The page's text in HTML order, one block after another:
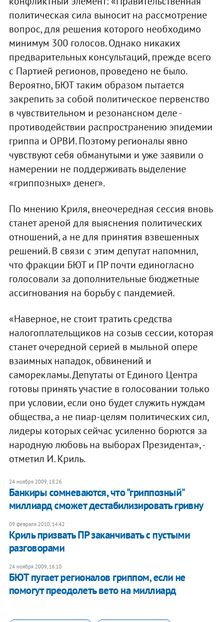
политическая сила выносит на рассмотрение
вопрос, для решения которого необходимо
минимум 300 голосов. Однако никаких
предварительных консультаций, прежде всего
с Партией регионов, проведено не было.
Вероятно, БЮТ таким образом пытается
закрепить за собой политическое первенство
в чувствительном и резонансном деле -
противодействии распространению эпидемии
гриппа и ОРВИ. Поэтому регионалы явно
чувствуют себя обманутыми и уже заявили о
намерении не поддерживать выделение
«гриппозных» денег».
По мнению Криля, внеочередная сессия вновь
станет ареной для выяснения политических
отношений, а не для принятия взвешенных
решений. В связи с этим депутат напомнил,
что фракции БЮТ и ПР почти единогласно
голосовали за дополнительные бюджетные
ассигнования на борьбу с пандемией.
«Наверное, не стоит тратить средства
налогоплательщиков на созыв сессии, которая
станет очередной серией в мыльной опере
взаимных нападок, обвинений и
саморекламы. Депутаты от Единого Центра
готовы принять участие в голосовании только
при условии, если оно будет служить нуждам
общества, а не пиар-целям политических сил,
лидеры которых сейчас усиленно борются за
народную любовь на выборах Президента», -
отметил И. Криль.
24 ноября 2009, 18:26
Банкиры сомневаются, что "гриппозный"
миллиард сможет дестабилизировать гривну
09 февраля 2010, 14:42
Криль призвать ПР заканчивать с пустыми
разговорами
24 ноября 2009, 16:10
БЮТ пугает регионалов гриппом, если не
помогут преодолеть вето на миллиард